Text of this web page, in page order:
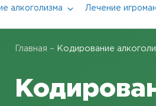
алкоголизма Лечение
Главная – Кодирование